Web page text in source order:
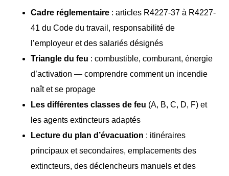
Cadre réglementaire : articles R4227-37 à R4227-
41 du Code du travail, responsabilité de
l’employeur et des salariés désignés
Triangle du feu : combustible, comburant, énergie
d’activation — comprendre comment un incendie
naît et se propage
Les différentes classes de feu (A, B, C, D, F) et
les agents extincteurs adaptés
Lecture du plan d’évacuation : itinéraires
principaux et secondaires, emplacements des
extincteurs, des déclencheurs manuels et des